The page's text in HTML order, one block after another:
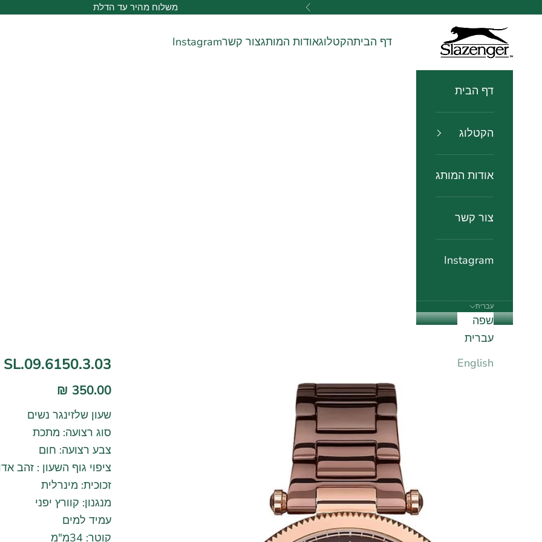
הקודם משלוח מהיר עד הדלת
slazenger watches שעוני שלזינגר
דף הביתהקטלוגאודות המותגצור קשרInstagram
דף הבית
הקטלוג
אודות המותג
צור קשר
Instagram
עברית
שפה
עברית
English
SL.09.6150.3.03
350.00 ₪
שעון שלזינגר נשים
סוג רצועה: מתכת
צבע רצועה: חום
ציפוי גוף השעון : זהב
זכוכית: מינרלית
מנגנון: קוורץ יפני
עמיד למים
קוטר: 34מ"מ